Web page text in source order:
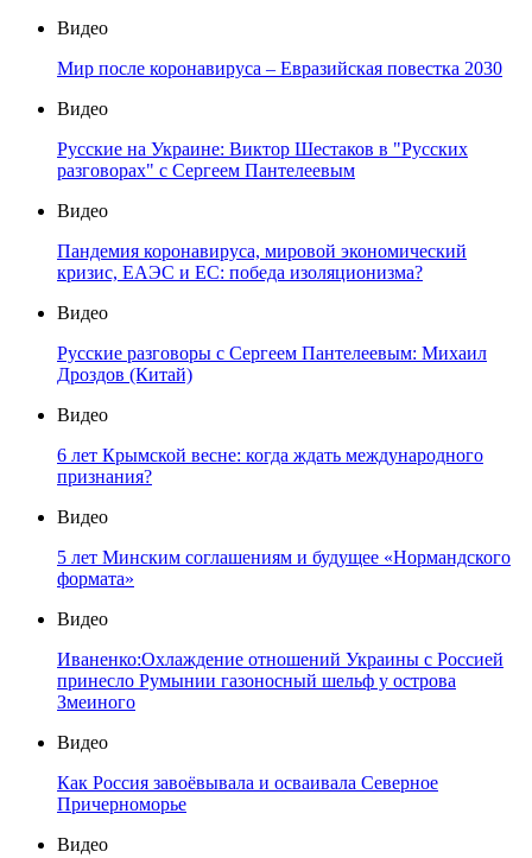
Видео
Мир после коронавируса – Евразийская повестка 2030
Видео
Русские на Украине: Виктор Шестаков в "Русских
разговорах" с Сергеем Пантелеевым
Видео
Пандемия коронавируса, мировой экономический
кризис, ЕАЭС и ЕС: победа изоляционизма?
Видео
Русские разговоры с Сергеем Пантелеевым: Михаил
Дроздов (Китай)
Видео
6 лет Крымской весне: когда ждать международного
признания?
Видео
5 лет Минским соглашениям и будущее «Нормандского
формата»
Видео
Иваненко:Охлаждение отношений Украины с Россией
принесло Румынии газоносный шельф у острова
Змеиного
Видео
Как Россия завоёвывала и осваивала Северное
Причерноморье
Видео